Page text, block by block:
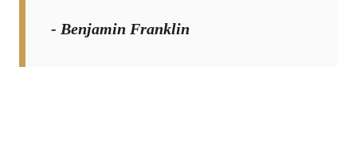
- Benjamin Franklin